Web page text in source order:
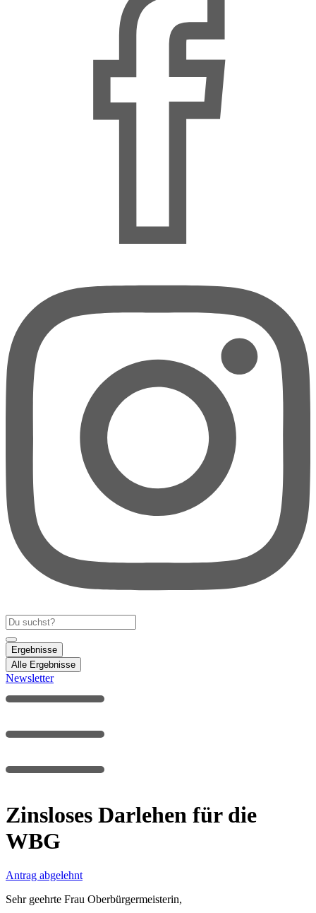
Search
...
Ergebnisse
Alle Ergebnisse
Newsletter
Zinsloses Darlehen für die
WBG
Antrag abgelehnt
Sehr geehrte Frau Oberbürgermeisterin,